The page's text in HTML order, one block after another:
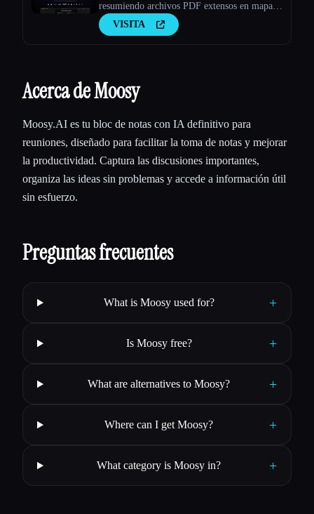
resumiendo archivos PDF extensos en mapas
mentales, PPT o esquemas con la IA.
VISITA
Acerca de Moosy
Moosy.AI es tu bloc de notas con IA definitivo para
reuniones, diseñado para facilitar la toma de notas y mejorar
la productividad. Captura las discusiones importantes,
organiza las ideas sin problemas y accede a información útil
sin esfuerzo.
Preguntas frecuentes
What is Moosy used for? +
Is Moosy free? +
What are alternatives to Moosy? +
Where can I get Moosy? +
What category is Moosy in? +